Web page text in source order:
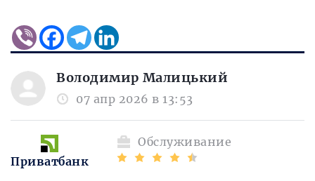
Володимир Малицький
07 апр 2026 в 13:53
Обслуживание
Приватбанк